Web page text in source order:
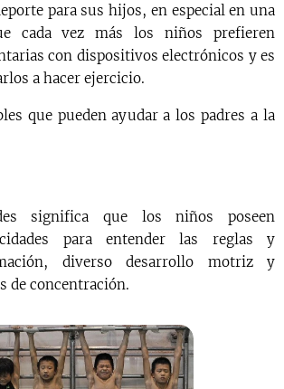
para sus hijos, en especial en una
cada vez más los niños prefieren
con dispositivos electrónicos y es
a hacer ejercicio.
que pueden ayudar a los padres a la
significa que los niños poseen
para entender las reglas y
diverso desarrollo motriz y
de concentración.